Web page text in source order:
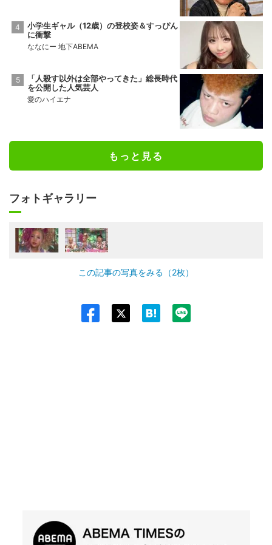
小学生ギャル（12歳）の登校姿＆すっぴん
に衝撃
ななにー 地下ABEMA
「人殺す以外は全部やってきた」総長時代
を公開した人気芸人
愛のハイエナ
もっと見る
フォトギャラリー
この記事の写真をみる（2枚）